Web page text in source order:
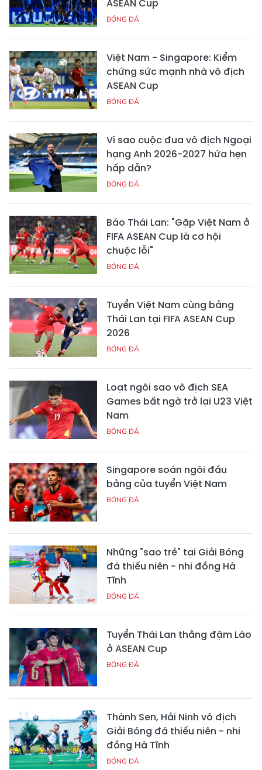
ASEAN Cup
BÓNG ĐÁ
Việt Nam - Singapore: Kiểm
chứng sức mạnh nhà vô địch
ASEAN Cup
BÓNG ĐÁ
Vì sao cuộc đua vô địch Ngoại
hạng Anh 2026-2027 hứa hẹn
hấp dẫn?
BÓNG ĐÁ
Báo Thái Lan: "Gặp Việt Nam ở
FIFA ASEAN Cup là cơ hội
chuộc lỗi"
BÓNG ĐÁ
Tuyển Việt Nam cùng bảng
Thái Lan tại FIFA ASEAN Cup
2026
BÓNG ĐÁ
Loạt ngôi sao vô địch SEA
Games bất ngờ trở lại U23 Việt
Nam
BÓNG ĐÁ
Singapore soán ngôi đầu
bảng của tuyển Việt Nam
BÓNG ĐÁ
Những "sao trẻ" tại Giải Bóng
đá thiếu niên - nhi đồng Hà
Tĩnh
BÓNG ĐÁ
Tuyển Thái Lan thắng đậm Lào
ở ASEAN Cup
BÓNG ĐÁ
Thành Sen, Hải Ninh vô địch
Giải Bóng đá thiếu niên - nhi
đồng Hà Tĩnh
BÓNG ĐÁ